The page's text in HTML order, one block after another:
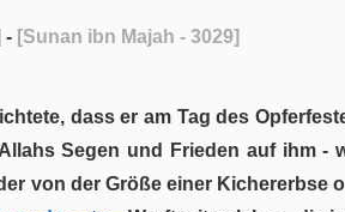
- [Sunan ibn Majah - 3029]
dass er am Tag des
Segen und Frieden auf ihm -
von der Größe einer Kichererbse